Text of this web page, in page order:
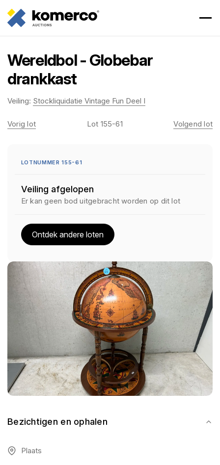
Wereldbol - Globebar
drankkast
Veiling: Stockliquidatie Vintage Fun Deel I
Bezichtigen en ophalen
Plaats
Vorig lot Lot 155-61 Volgend lot
LOTNUMMER 155-61
Veiling afgelopen
Er kan geen bod uitgebracht worden op dit lot
Ontdek andere loten